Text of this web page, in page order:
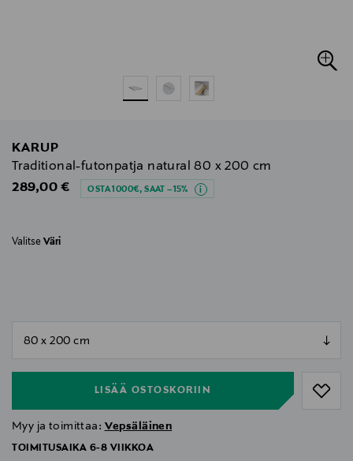
KARUP
Traditional-futonpatja natural 80 x 200 cm
Original Price
289,00 € OSTA 1000€, SAAT –15%
Valitse Väri
LISÄÄ OSTOSKORIIN
Myy ja toimittaa: Vepsäläinen
TOIMITUSAIKA 6-8 VIIKKOA